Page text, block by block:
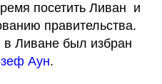
посетить Ливан  и
правительства.
Ливане был избран
Аун.